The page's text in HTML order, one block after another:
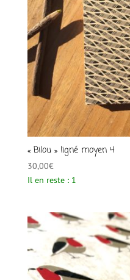
« Bilou » ligné moyen 4
30,00€
Il en reste : 1